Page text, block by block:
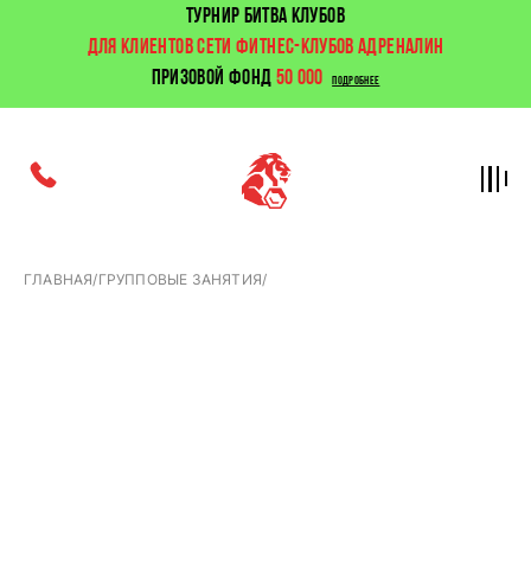
ТУРНИР БИТВА КЛУБОВ
ДЛЯ КЛИЕНТОВ СЕТИ ФИТНЕС-КЛУБОВ АДРЕНАЛИН
ПРИЗОВОЙ ФОНД 50 000 ПОДРОБНЕЕ
ГЛАВНАЯ/ГРУППОВЫЕ ЗАНЯТИЯ/